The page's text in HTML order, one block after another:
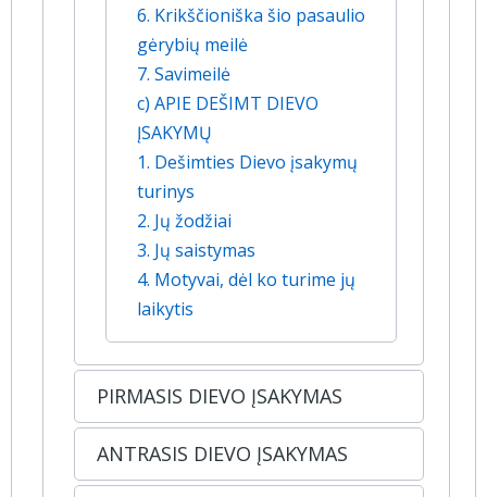
6. Krikščioniška šio pasaulio
gėrybių meilė
7. Savimeilė
c) APIE DEŠIMT DIEVO
ĮSAKYMŲ
1. Dešimties Dievo įsakymų
turinys
2. Jų žodžiai
3. Jų saistymas
4. Motyvai, dėl ko turime jų
laikytis
PIRMASIS DIEVO ĮSAKYMAS
ANTRASIS DIEVO ĮSAKYMAS